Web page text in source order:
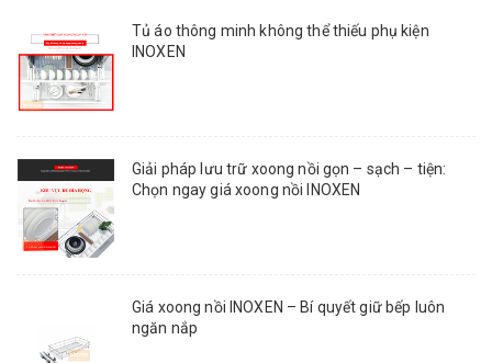
Tủ áo thông minh không thể thiếu phụ kiện
INOXEN
Giải pháp lưu trữ xoong nồi gọn – sạch – tiện:
Chọn ngay giá xoong nồi INOXEN
Giá xoong nồi INOXEN – Bí quyết giữ bếp luôn
ngăn nắp